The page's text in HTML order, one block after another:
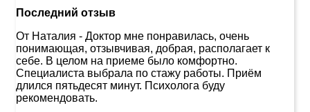
Последний отзыв
От Наталия - Доктор мне понравилась, очень
понимающая, отзывчивая, добрая, располагает к
себе. В целом на приеме было комфортно.
Специалиста выбрала по стажу работы. Приём
длился пятьдесят минут. Психолога буду
рекомендовать.